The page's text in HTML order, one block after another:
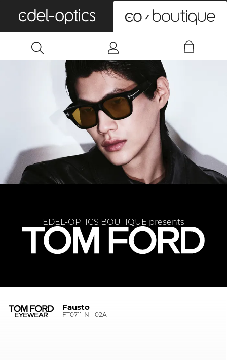
EDEL-OPTICS BOUTIQUE presents
Fausto
FT0711-N - 02A